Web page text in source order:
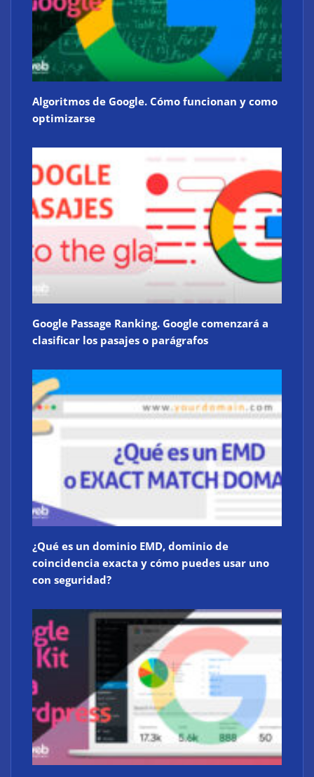
Algoritmos de Google. Cómo funcionan y como
optimizarse
Google Passage Ranking. Google comenzará a
clasificar los pasajes o parágrafos
¿Qué es un dominio EMD, dominio de
coincidencia exacta y cómo puedes usar uno
con seguridad?